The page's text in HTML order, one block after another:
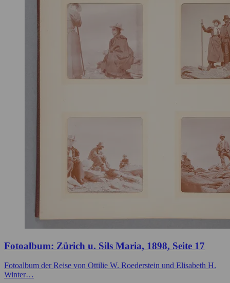
Fotoalbum: Zürich u. Sils Maria, 1898, Seite 17
Fotoalbum der Reise von Ottilie W. Roederstein und Elisabeth H.
Winter…